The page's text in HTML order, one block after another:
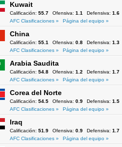
Kuwait
Calificación: 55.7 Ofensiva: 1.1 Defensiva: 1.6
AFC Clasificaciones »
Página del equipo »
China
Calificación: 55.1 Ofensiva: 0.8 Defensiva: 1.3
AFC Clasificaciones »
Página del equipo »
Arabia Saudita
Calificación: 54.8 Ofensiva: 1.2 Defensiva: 1.7
AFC Clasificaciones »
Página del equipo »
Corea del Norte
Calificación: 54.5 Ofensiva: 0.9 Defensiva: 1.5
AFC Clasificaciones »
Página del equipo »
Iraq
Calificación: 51.9 Ofensiva: 0.9 Defensiva: 1.7
AFC Clasificaciones »
Página del equipo »